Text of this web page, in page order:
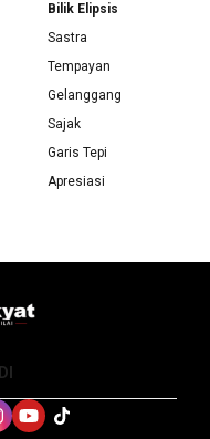
Bilik Elipsis
Sastra
Tempayan
Gelanggang
Sajak
Garis Tepi
Apresiasi